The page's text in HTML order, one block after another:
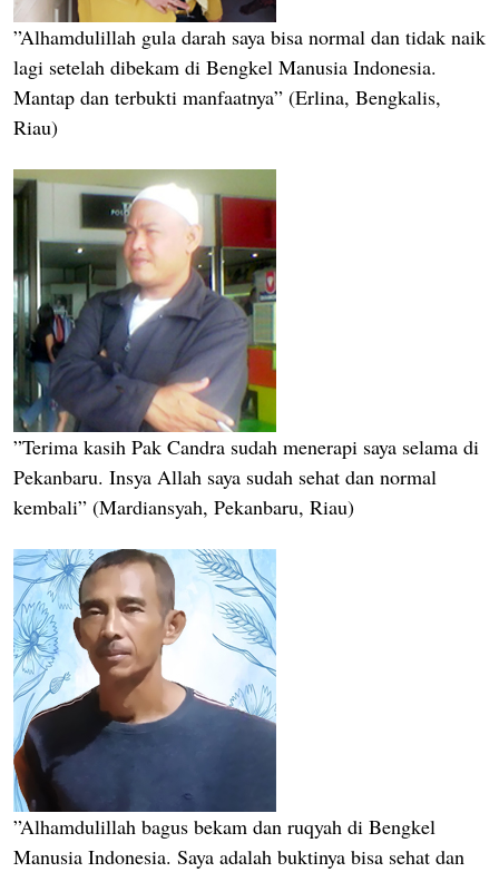
”Alhamdulillah gula darah saya bisa normal dan tidak naik
lagi setelah dibekam di Bengkel Manusia Indonesia.
Mantap dan terbukti manfaatnya” (Erlina, Bengkalis,
Riau)
”Terima kasih Pak Candra sudah menerapi saya selama di
Pekanbaru. Insya Allah saya sudah sehat dan normal
kembali” (Mardiansyah, Pekanbaru, Riau)
”Alhamdulillah bagus bekam dan ruqyah di Bengkel
Manusia Indonesia. Saya adalah buktinya bisa sehat dan